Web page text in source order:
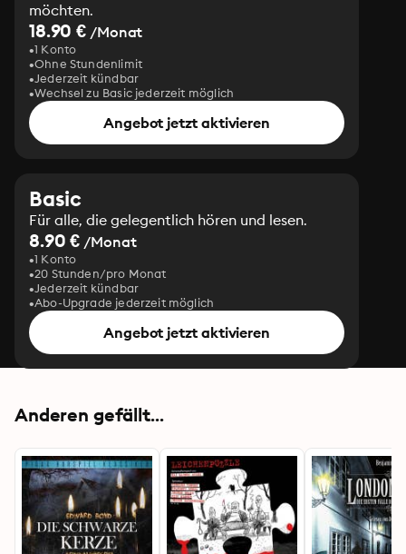
möchten.
18.90 € /Monat
1 Konto
Ohne Stundenlimit
Jederzeit kündbar
Wechsel zu Basic jederzeit möglich
Angebot jetzt aktivieren
Basic
Für alle, die gelegentlich hören und lesen.
8.90 € /Monat
1 Konto
20 Stunden/pro Monat
Jederzeit kündbar
Abo-Upgrade jederzeit möglich
Angebot jetzt aktivieren
Anderen gefällt...